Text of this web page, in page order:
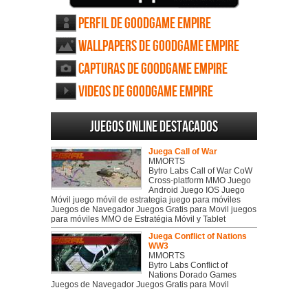
Perfil de Goodgame Empire
Wallpapers de Goodgame Empire
Capturas de Goodgame Empire
Videos de Goodgame Empire
Juegos online destacados
Juega Call of War
MMORTS
Bytro Labs Call of War CoW
Cross-platform MMO Juego
Android Juego IOS Juego
Móvil juego móvil de estrategia juego para móviles
Juegos de Navegador Juegos Gratis para Movil juegos
para móviles MMO de Estratégia Móvil y Tablet
Juega Conflict of Nations
WW3
MMORTS
Bytro Labs Conflict of
Nations Dorado Games
Juegos de Navegador Juegos Gratis para Movil